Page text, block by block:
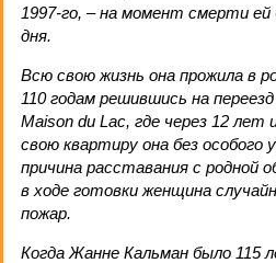
1997-го, – на момент смерти ей
дня.
Всю свою жизнь она прожила в
110 годам решившись на
Maison du Lac, где через 12 лет
свою квартиру она без особого
причина расставания с родной
в ходе готовки женщина
пожар.
Когда Жанне Кальман было 115